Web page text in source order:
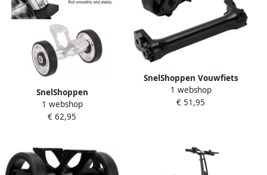
SnelShoppen
Fietsmodderbeschermer
Easywheel Vervanging
Wielen voor Brompton
Vouwfiets (Zilver)
1 webshop
€ 62,95
SnelShoppen Vouwfiets
Verlengingsstang
Telescopische
Vouwfiets
1 webshop
€ 51,95